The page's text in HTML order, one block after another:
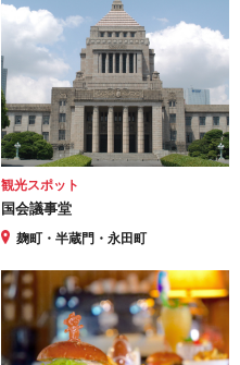
観光スポット
国会議事堂
麹町・半蔵門・永田町